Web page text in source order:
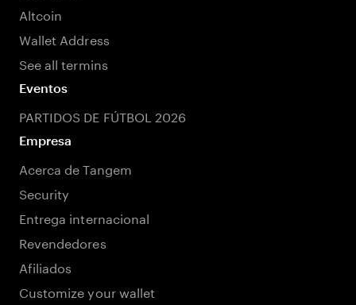
Altcoin
Wallet Address
See all termins
Eventos
PARTIDOS DE FÚTBOL 2026
Empresa
Acerca de Tangem
Security
Entrega internacional
Revendedores
Afiliados
Customize your wallet